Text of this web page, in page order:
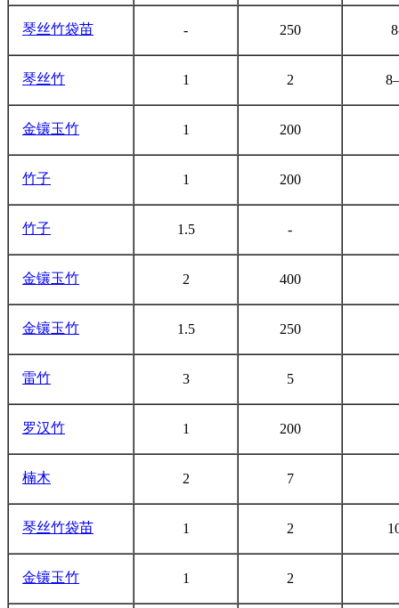
琴丝竹袋苗 - 250
琴丝竹 1 2
金镶玉竹 1 200
竹子 1 200
竹子 1.5 -
金镶玉竹 2 400
金镶玉竹 1.5 250
雷竹 3 5
罗汉竹 1 200
楠木 2 7
琴丝竹袋苗 1 2
金镶玉竹 1 2